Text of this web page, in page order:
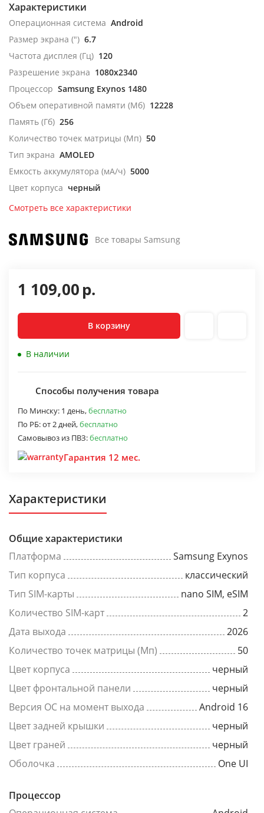
Характеристики
Операционная система Android
Размер экрана (") 6.7
Частота дисплея (Гц) 120
Разрешение экрана 1080x2340
Процессор Samsung Exynos 1480
Объем оперативной памяти (Мб) 12228
Память (Гб) 256
Количество точек матрицы (Мп) 50
Тип экрана AMOLED
Емкость аккумулятора (мА/ч) 5000
Цвет корпуса черный
Смотреть все характеристики
Все товары Samsung
1 109,00р.
В корзину
В наличии
Способы получения товара
По Минску: 1 день,бесплатно
По РБ:от 2 дней,бесплатно
Самовывоз из ПВЗ:бесплатно
Гарантия 12 мес.
Характеристики
Общие характеристики
Платформа
Samsung Exynos
Тип корпуса
классический
Тип SIM-карты
nano SIM, eSIM
Количество SIM-карт
2
Дата выхода
2026
Количество точек матрицы (Мп)
50
Цвет корпуса
черный
Цвет фронтальной панели
черный
Версия ОС на момент выхода
Android 16
Цвет задней крышки
черный
Цвет граней
черный
Оболочка
One UI
Процессор